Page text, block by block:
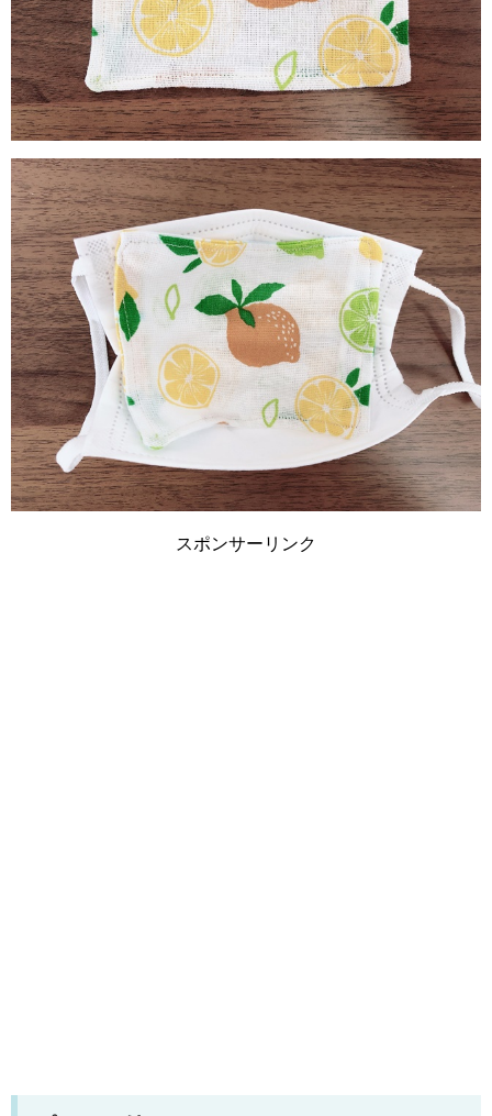
スポンサーリンク